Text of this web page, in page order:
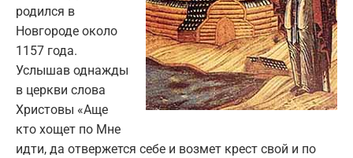
родился в
Новгороде около
1157 года.
Услышав однажды
в церкви слова
Христовы «Аще
кто хощет по Мне
идти, да отвержется себе и возмет крест свой и по